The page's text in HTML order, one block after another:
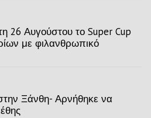
26 Αυγούστου το Super Cup
με φιλανθρωπικό
Ξάνθη- Αρνήθηκε να